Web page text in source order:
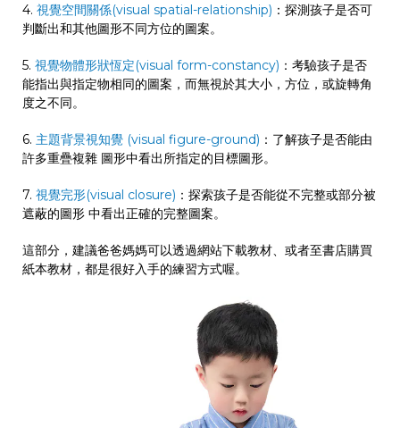
4. 視覺空間關係(visual spatial-relationship) ：探測孩子是否可
判斷出和其他圖形不同方位的圖案。
5. 視覺物體形狀恆定(visual form-constancy) ：考驗孩子是否
能指出與指定物相同的圖案，而無視於其大小，方位，或旋轉角
度之不同。
6. 主題背景視知覺 (visual figure-ground) ：了解孩子是否能由
許多重疊複雜 圖形中看出所指定的目標圖形。
7. 視覺完形(visual closure) ：探索孩子是否能從不完整或部分被
遮蔽的圖形 中看出正確的完整圖案。
這部分，建議爸爸媽媽可以透過網站下載教材、或者至書店購買
紙本教材，都是很好入手的練習方式喔。